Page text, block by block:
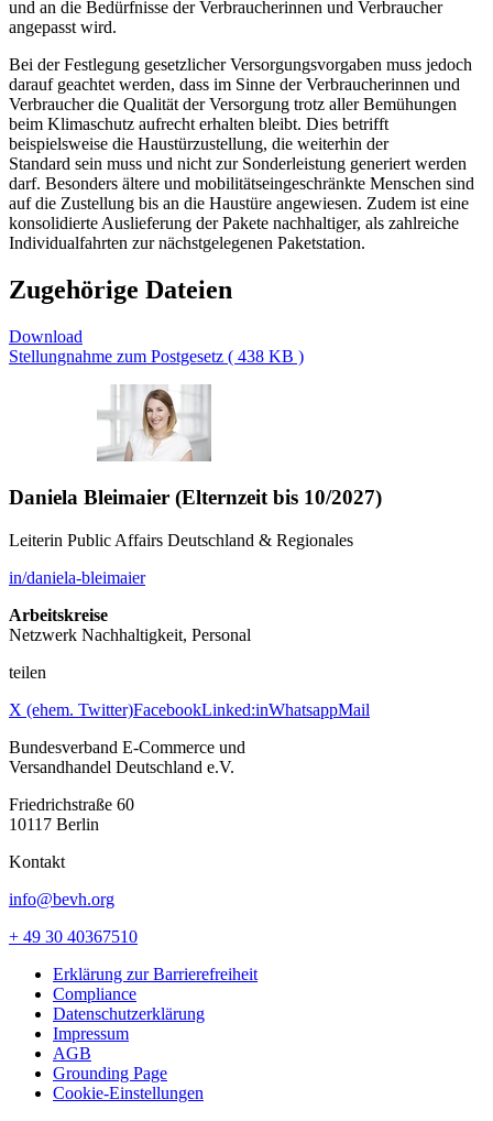
und an die Bedürfnisse der Verbraucherinnen und Verbraucher
angepasst wird.
Bei der Festlegung gesetzlicher Versorgungsvorgaben muss jedoch
darauf geachtet werden, dass im Sinne der Verbraucherinnen und
Verbraucher die Qualität der Versorgung trotz aller Bemühungen
beim Klimaschutz aufrecht erhalten bleibt. Dies betrifft
beispielsweise die Haustürzustellung, die weiterhin der
Standard sein muss und nicht zur Sonderleistung generiert werden
darf. Besonders ältere und mobilitätseingeschränkte Menschen sind
auf die Zustellung bis an die Haustüre angewiesen. Zudem ist eine
konsolidierte Auslieferung der Pakete nachhaltiger, als zahlreiche
Individualfahrten zur nächstgelegenen Paketstation.
Zugehörige Dateien
Download
Stellungnahme zum Postgesetz ( 438 KB )
Daniela Bleimaier (Elternzeit bis 10/2027)
Leiterin Public Affairs Deutschland & Regionales
in/daniela-bleimaier
Arbeitskreise
Netzwerk Nachhaltigkeit, Personal
teilen
X (ehem. Twitter)FacebookLinked:inWhatsappMail
Bundesverband E-Commerce und
Versandhandel Deutschland e.V.
Friedrichstraße 60
10117 Berlin
Kontakt
info@bevh.org
+ 49 30 40367510
Erklärung zur Barrierefreiheit
Compliance
Datenschutzerklärung
Impressum
AGB
Grounding Page
Cookie-Einstellungen